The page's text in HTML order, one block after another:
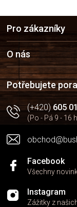
a
t
í
Pro zákazníky
O nás
Potřebujete
(+420)605
(Po - Pá 9 - 16
Facebook
Všechny
Instagram
Zážitky z